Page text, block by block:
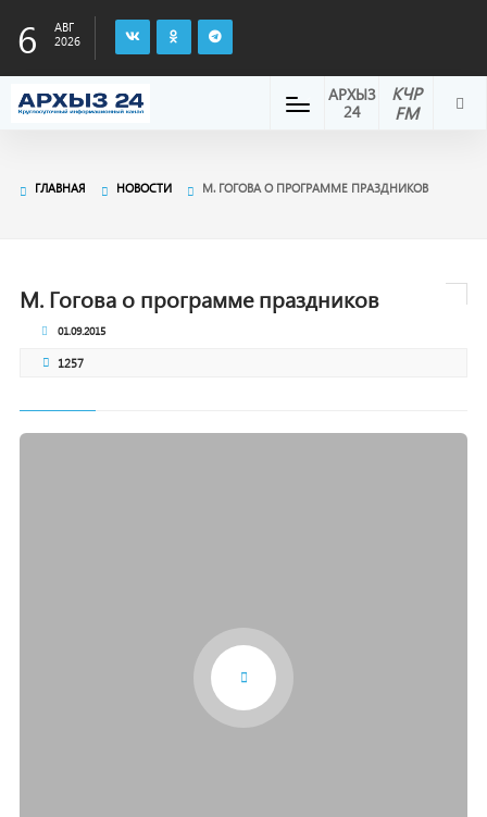
6
АВГ
2026
КЧР
FM
АРХЫЗ
24
ГЛАВНАЯ НОВОСТИ М. ГОГОВА О ПРОГРАММЕ ПРАЗДНИКОВ
М. Гогова о программе праздников
01.09.2015
1257